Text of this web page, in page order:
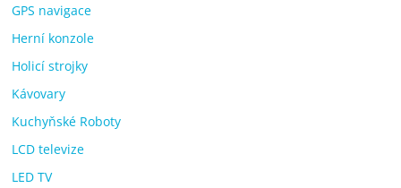
GPS navigace
Herní konzole
Holicí strojky
Kávovary
Kuchyňské Roboty
LCD televize
LED TV